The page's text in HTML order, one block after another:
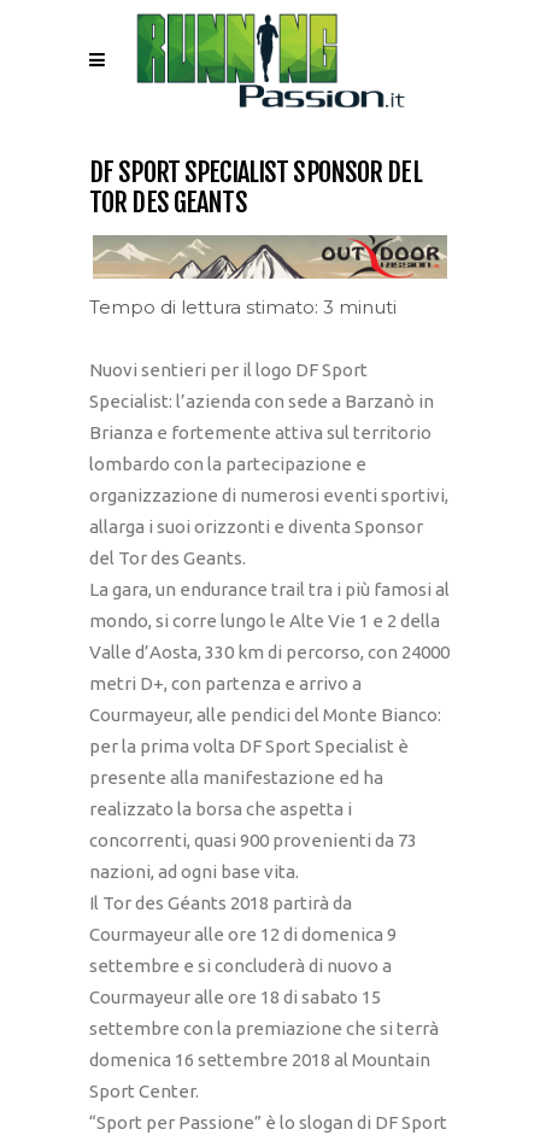
DF SPORT SPECIALIST SPONSOR DEL
TOR DES GEANTS
Tempo di lettura stimato: 3 minuti
Nuovi sentieri per il logo DF Sport
Specialist: l’azienda con sede a Barzanò in
Brianza e fortemente attiva sul territorio
lombardo con la partecipazione e
organizzazione di numerosi eventi sportivi,
allarga i suoi orizzonti e diventa Sponsor
del Tor des Geants.
La gara, un endurance trail tra i più famosi al
mondo, si corre lungo le Alte Vie 1 e 2 della
Valle d’Aosta, 330 km di percorso, con 24000
metri D+, con partenza e arrivo a
Courmayeur, alle pendici del Monte Bianco:
per la prima volta DF Sport Specialist è
presente alla manifestazione ed ha
realizzato la borsa che aspetta i
concorrenti, quasi 900 provenienti da 73
nazioni, ad ogni base vita.
Il Tor des Géants 2018 partirà da
Courmayeur alle ore 12 di domenica 9
settembre e si concluderà di nuovo a
Courmayeur alle ore 18 di sabato 15
settembre con la premiazione che si terrà
domenica 16 settembre 2018 al Mountain
Sport Center.
“Sport per Passione” è lo slogan di DF Sport